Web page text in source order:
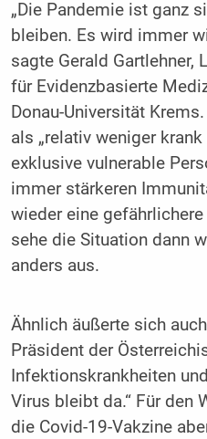
„Die Pandemie ist ganz
bleiben. Es wird immer
sagte Gerald Gartlehner,
für Evidenzbasierte
Donau-Universität
als „relativ weniger
exklusive vulnerable
immer stärkeren
wieder eine
sehe die Situation dann
anders aus.
Ähnlich äußerte sich
Präsident der
Infektionskrankheiten
Virus bleibt da.“ Für den
die Covid-19-Vakzine